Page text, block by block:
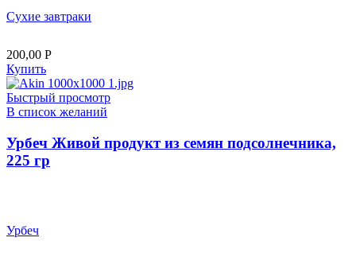
Сухие завтраки
200,00 Р
Купить
Быстрый просмотр
В список желаний
Урбеч Живой продукт из семян подсолнечника,
225 гр
Урбеч